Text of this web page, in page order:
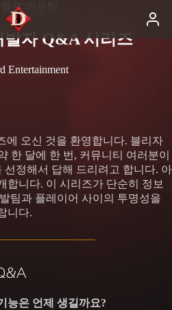
블로 이모탈
발자 Q&A 시리즈
Entertainment
에 오신 것을 환영합니다. 블리자
한 달에 한 번, 커뮤니티 여러분이
정해서 답해 드리려고 합니다. 아
합니다. 이 시리즈가 단순히 정보
팀과 플레이어 사이의 투명성을
니다.
능은 언제 생길까요?